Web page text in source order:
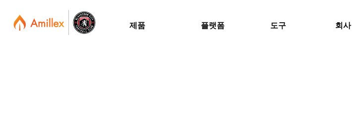
제품 플랫폼 도구 회사